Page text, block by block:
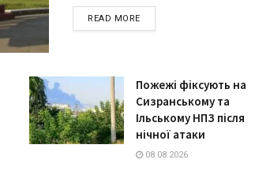
READ MOREDETAILS
Пожежі фіксують на
Сизранському та
Ільському НПЗ після
нічної атаки
08.08.2026